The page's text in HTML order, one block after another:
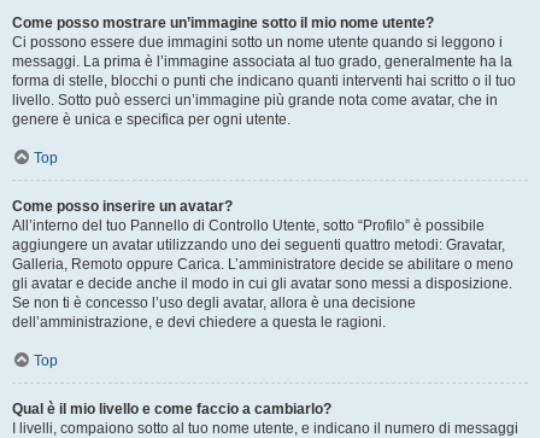
Come posso mostrare un’immagine sotto il mio nome utente?
Ci possono essere due immagini sotto un nome utente quando si leggono i
messaggi. La prima è l’immagine associata al tuo grado, generalmente ha la
forma di stelle, blocchi o punti che indicano quanti interventi hai scritto o il tuo
livello. Sotto può esserci un’immagine più grande nota come avatar, che in
genere è unica e specifica per ogni utente.
Top
Come posso inserire un avatar?
All’interno del tuo Pannello di Controllo Utente, sotto “Profilo” è possibile
aggiungere un avatar utilizzando uno dei seguenti quattro metodi: Gravatar,
Galleria, Remoto oppure Carica. L’amministratore decide se abilitare o meno
gli avatar e decide anche il modo in cui gli avatar sono messi a disposizione.
Se non ti è concesso l’uso degli avatar, allora è una decisione
dell’amministrazione, e devi chiedere a questa le ragioni.
Top
Qual è il mio livello e come faccio a cambiarlo?
I livelli, compaiono sotto al tuo nome utente, e indicano il numero di messaggi